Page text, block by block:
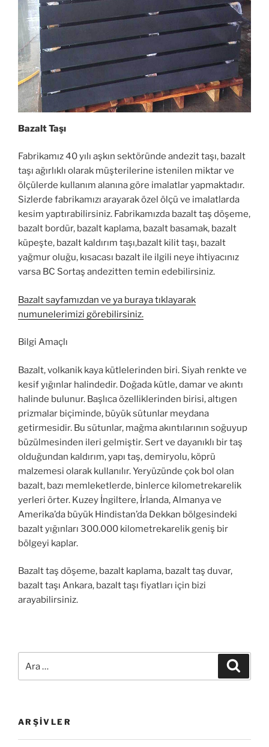
Bazalt Taşı
Fabrikamız 40 yılı aşkın sektöründe andezit taşı, bazalt
taşı ağırlıklı olarak müşterilerine istenilen miktar ve
ölçülerde kullanım alanına göre imalatlar yapmaktadır.
Sizlerde fabrikamızı arayarak özel ölçü ve imalatlarda
kesim yaptırabilirsiniz. Fabrikamızda bazalt taş döşeme,
bazalt bordür, bazalt kaplama, bazalt basamak, bazalt
küpeşte, bazalt kaldırım taşı,bazalt kilit taşı, bazalt
yağmur oluğu, kısacası bazalt ile ilgili neye ihtiyacınız
varsa BC Sortaş andezitten temin edebilirsiniz.
Bazalt sayfamızdan ve ya buraya tıklayarak
numunelerimizi görebilirsiniz.
Bilgi Amaçlı
Bazalt, volkanik kaya kütlelerinden biri. Siyah renkte ve
kesif yığınlar halindedir. Doğada kütle, damar ve akıntı
halinde bulunur. Başlıca özelliklerinden birisi, altıgen
prizmalar biçiminde, büyük sütunlar meydana
getirmesidir. Bu sütunlar, mağma akıntılarının soğuyup
büzülmesinden ileri gelmiştir. Sert ve dayanıklı bir taş
olduğundan kaldırım, yapı taş, demiryolu, köprü
malzemesi olarak kullanılır. Yeryüzünde çok bol olan
bazalt, bazı memleketlerde, binlerce kilometrekarelik
yerleri örter. Kuzey İngiltere, İrlanda, Almanya ve
Amerika’da büyük Hindistan’da Dekkan bölgesindeki
bazalt yığınları 300.000 kilometrekarelik geniş bir
bölgeyi kaplar.
Bazalt taş döşeme, bazalt kaplama, bazalt taş duvar,
bazalt taşı Ankara, bazalt taşı fiyatları için bizi
arayabilirsiniz.
ARŞIVLER